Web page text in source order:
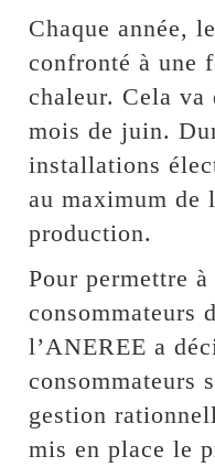
Chaque année,
confronté à une
chaleur. Cela va
mois de juin.
installations
au maximum de
production.
Pour permettre
consommateurs
l’ANEREE a
consommateurs
gestion
mis en place le